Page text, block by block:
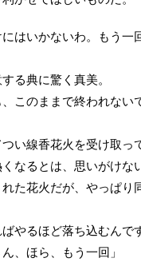
はいかないわ。もう一
る典に驚く真美。
、このままで終われな
い線香花火を受け取っ
なるとは、思いがけな
た花火だが、やっぱり
やるほど落ち込むんで
、ほら、もう一回」